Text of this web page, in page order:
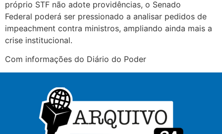
próprio STF não adote providências, o Senado
Federal poderá ser pressionado a analisar pedidos de
impeachment contra ministros, ampliando ainda mais a
crise institucional.
Com informações do Diário do Poder